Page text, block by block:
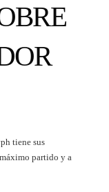
tiene sus
partido y a